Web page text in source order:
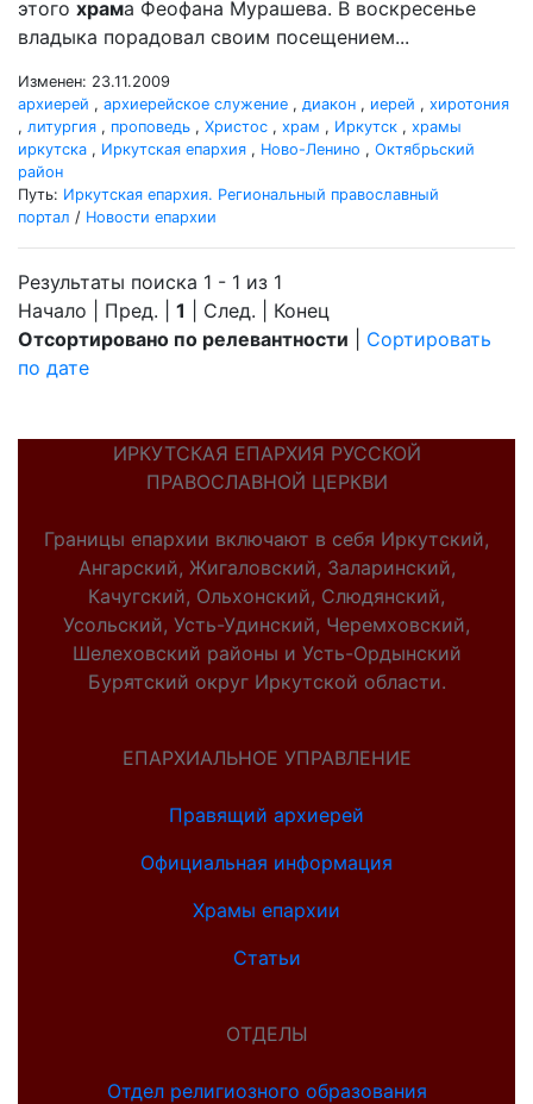
этого храма Феофана Мурашева. В воскресенье
владыка порадовал своим посещением...
Изменен: 23.11.2009
архиерей , архиерейское служение , диакон , иерей , хиротония
, литургия , проповедь , Христос , храм , Иркутск , храмы
иркутска , Иркутская епархия , Ново-Ленино , Октябрьский
район
Путь: Иркутская епархия. Региональный православный
портал / Новости епархии
Результаты поиска 1 - 1 из 1
Начало | Пред. | 1 | След. | Конец
Отсортировано по релевантности
Сортировать
по дате
ИРКУТСКАЯ ЕПАРХИЯ РУССКОЙ
ПРАВОСЛАВНОЙ ЦЕРКВИ
Границы епархии включают в себя Иркутский,
Ангарский, Жигаловский, Заларинский,
Качугский, Ольхонский, Слюдянский,
Усольский, Усть-Удинский, Черемховский,
Шелеховский районы и Усть-Ордынский
Бурятский округ Иркутской области.
ЕПАРХИАЛЬНОЕ УПРАВЛЕНИЕ
Правящий архиерей
Официальная информация
Храмы епархии
Статьи
ОТДЕЛЫ
Отдел религиозного образования